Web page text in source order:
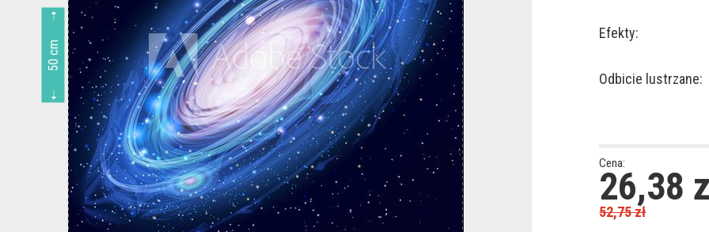
50 cm
Efekty:
Odbicie lustrzane:
Cena:
26,38
52,75zł